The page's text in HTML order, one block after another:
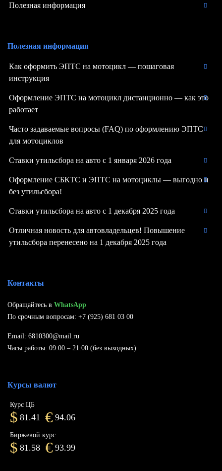
Полезная информация
Полезная информация
Как оформить ЭПТС на мотоцикл — пошаговая
инструкция
Оформление ЭПТС на мотоцикл дистанционно — как это
работает
Часто задаваемые вопросы (FAQ) по оформлению ЭПТС
для мотоциклов
Ставки утильсбора на авто с 1 января 2026 года
Оформление СБКТС и ЭПТС на мотоциклы — выгодно и
без утильсбора!
Ставки утильсбора на авто с 1 декабря 2025 года
Отличная новость для автовладельцев! Повышение
утильсбора перенесено на 1 декабря 2025 года
Контакты
Обращайтесь в WhatsApp
По срочным вопросам: +7 (925) 681 03 00
Email: 6810300@mail.ru
Часы работы: 09:00 – 21:00 (без выходных)
Курсы валют
Курс ЦБ
$ 81.41 € 94.06
Биржевой курс
$ 81.58 € 93.99